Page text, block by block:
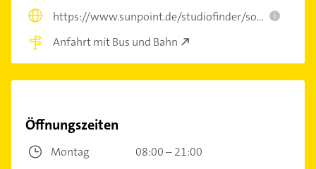
https://www.sunpoint.de/studiofinder/solarium-duisburg-meiderich?utm_source=ExtNet&utm_medium=Yext
i
Anfahrt mit Bus und Bahn
Öffnungszeiten
Montag
08:00 – 21:00